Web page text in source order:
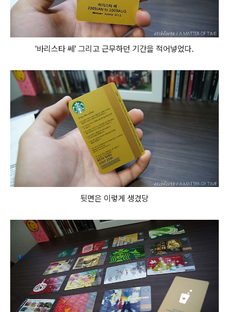
'바리스타 쎄' 그리고 근무하던 기간을 적어넣었다.
뒷면은 이렇게 생겼당